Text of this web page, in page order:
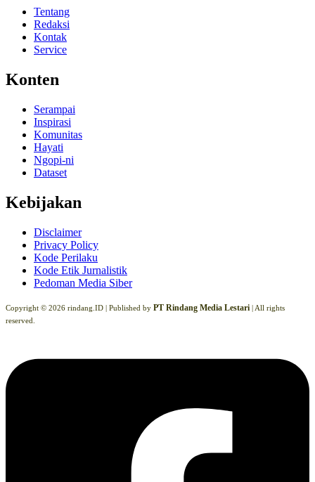
Tentang
Redaksi
Kontak
Service
Konten
Serampai
Inspirasi
Komunitas
Hayati
Ngopi-ni
Dataset
Kebijakan
Disclaimer
Privacy Policy
Kode Perilaku
Kode Etik Jurnalistik
Pedoman Media Siber
Copyright © 2026 rindang.ID | Published by PT Rindang Media Lestari | All rights
reserved.